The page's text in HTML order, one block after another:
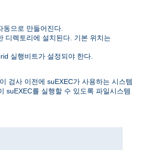
동으로 만들어진다.
디렉토리에 설치된다. 기본 위치는
실행비트가 설정되야 한다.
검사 이전에 suEXEC가 사용하는 시스템
suEXEC를 실행할 수 있도록 파일시스템